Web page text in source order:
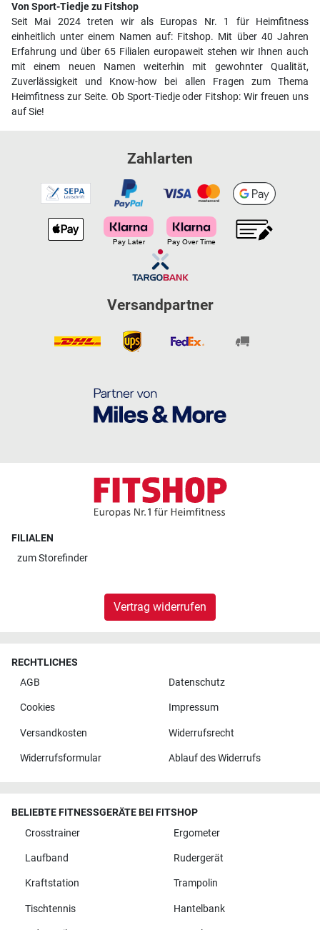
Von Sport-Tiedje zu Fitshop
Seit Mai 2024 treten wir als Europas Nr. 1 für Heimfitness
einheitlich unter einem Namen auf: Fitshop. Mit über 40 Jahren
Erfahrung und über 65 Filialen europaweit stehen wir Ihnen auch
mit einem neuen Namen weiterhin mit gewohnter Qualität,
Zuverlässigkeit und Know-how bei allen Fragen zum Thema
Heimfitness zur Seite. Ob Sport-Tiedje oder Fitshop: Wir freuen uns
auf Sie!
Zahlarten
Versandpartner
FILIALEN
zumStorefinder
Vertrag widerrufen
RECHTLICHES
AGB
Datenschutz
Cookies Impressum
Versandkosten Widerrufsrecht
Widerrufsformular Ablauf des Widerrufs
BELIEBTE FITNESSGERÄTE BEI FITSHOP
Crosstrainer
Ergometer
Laufband Rudergerät
Kraftstation Trampolin
Tischtennis Hantelbank